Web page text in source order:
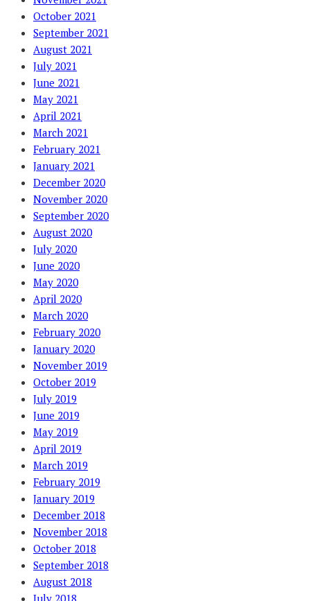
October 2021
September 2021
August 2021
July 2021
June 2021
May 2021
April 2021
March 2021
February 2021
January 2021
December 2020
November 2020
September 2020
August 2020
July 2020
June 2020
May 2020
April 2020
March 2020
February 2020
January 2020
November 2019
October 2019
July 2019
June 2019
May 2019
April 2019
March 2019
February 2019
January 2019
December 2018
November 2018
October 2018
September 2018
August 2018